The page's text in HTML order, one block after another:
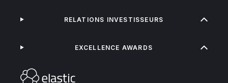
RELATIONS INVESTISSEURS
EXCELLENCE AWARDS